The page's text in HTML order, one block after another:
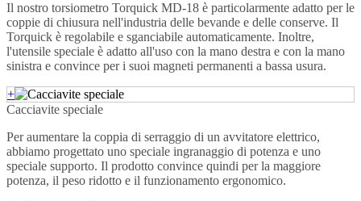
Il nostro torsiometro Torquick MD-18 è particolarmente adatto per le
coppie di chiusura nell'industria delle bevande e delle conserve. Il
Torquick è regolabile e sganciabile automaticamente. Inoltre,
l'utensile speciale è adatto all'uso con la mano destra e con la mano
sinistra e convince per i suoi magneti permanenti a bassa usura.
+
Cacciavite speciale
Per aumentare la coppia di serraggio di un avvitatore elettrico,
abbiamo progettato uno speciale ingranaggio di potenza e uno
speciale supporto. Il prodotto convince quindi per la maggiore
potenza, il peso ridotto e il funzionamento ergonomico.